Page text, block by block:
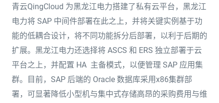
青云QingCloud 为黑龙江电力搭建了私有云平台，黑龙江
电力将 SAP 中间件部署在此之上，并将关键实例基于功
能的低耦合设计，将不同功能拆分后部署，以利于后期的
扩展。黑龙江电力还选择将 ASCS 和 ERS 独立部署于云
平台之上，并配置 HA 主备模式，以便管理 SAP 应用集
群。目前，SAP 后端的 Oracle 数据库采用x86集群部
署，可显著降低小型机与集中式存储高昂的采购费用与维